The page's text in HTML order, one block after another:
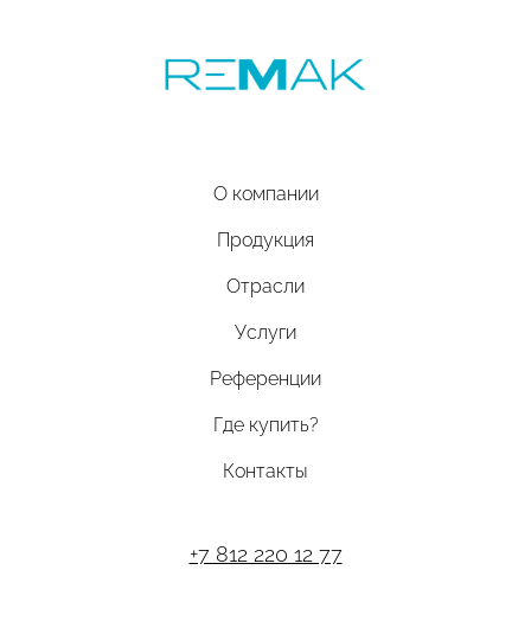
О компании
Продукция
Отрасли
Услуги
Референции
Где купить?
Контакты
+7 812 220 12 77